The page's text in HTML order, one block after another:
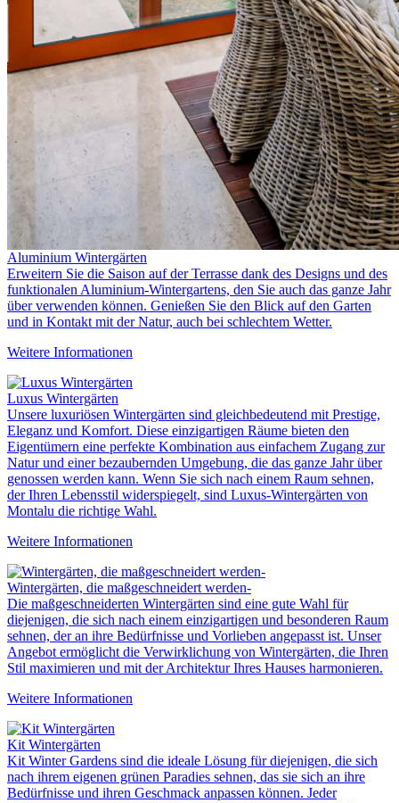
Aluminium Wintergärten
Erweitern Sie die Saison auf der Terrasse dank des Designs und des
funktionalen Aluminium-Wintergartens, den Sie auch das ganze Jahr
über verwenden können. Genießen Sie den Blick auf den Garten
und in Kontakt mit der Natur, auch bei schlechtem Wetter.
Weitere Informationen
Luxus Wintergärten
Unsere luxuriösen Wintergärten sind gleichbedeutend mit Prestige,
Eleganz und Komfort. Diese einzigartigen Räume bieten den
Eigentümern eine perfekte Kombination aus einfachem Zugang zur
Natur und einer bezaubernden Umgebung, die das ganze Jahr über
genossen werden kann. Wenn Sie sich nach einem Raum sehnen,
der Ihren Lebensstil widerspiegelt, sind Luxus-Wintergärten von
Montalu die richtige Wahl.
Weitere Informationen
Wintergärten, die maßgeschneidert werden-
Die maßgeschneiderten Wintergärten sind eine gute Wahl für
diejenigen, die sich nach einem einzigartigen und besonderen Raum
sehnen, der an ihre Bedürfnisse und Vorlieben angepasst ist. Unser
Angebot ermöglicht die Verwirklichung von Wintergärten, die Ihren
Stil maximieren und mit der Architektur Ihres Hauses harmonieren.
Weitere Informationen
Kit Wintergärten
Kit Winter Gardens sind die ideale Lösung für diejenigen, die sich
nach ihrem eigenen grünen Paradies sehnen, das sie sich an ihre
Bedürfnisse und ihren Geschmack anpassen können. Jeder